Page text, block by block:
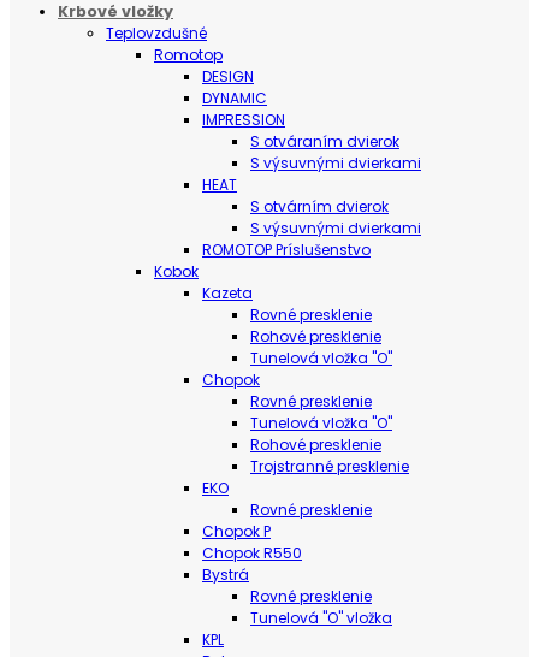
Krbové vložky
Teplovzdušné
Romotop
DESIGN
DYNAMIC
IMPRESSION
S otváraním dvierok
S výsuvnými dvierkami
HEAT
S otvárním dvierok
S výsuvnými dvierkami
ROMOTOP Príslušenstvo
Kobok
Kazeta
Rovné presklenie
Rohové presklenie
Tunelová vložka "O"
Chopok
Rovné presklenie
Tunelová vložka "O"
Rohové presklenie
Trojstranné presklenie
EKO
Rovné presklenie
Chopok P
Chopok R550
Bystrá
Rovné presklenie
Tunelová "O" vložka
KPL